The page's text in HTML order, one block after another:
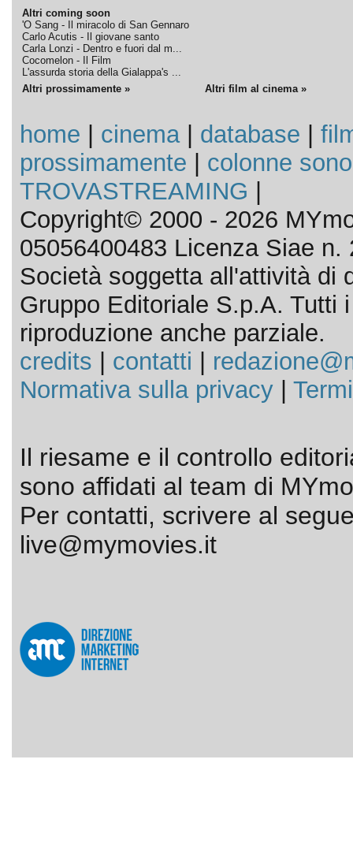
Altri coming soon
'O Sang - Il miracolo di San Gennaro
Carlo Acutis - Il giovane santo
Carla Lonzi - Dentro e fuori dal m...
Cocomelon - Il Film
L'assurda storia della Gialappa's ...
Altri prossimamente » Altri film al cinema »
home cinema| database
prossimamente
colonne
TROVASTREAMING
Copyright© 2000 - 2026
05056400483 Licenza Siae n.
Società soggetta all'attività di
Gruppo Editoriale S.p.A. Tutti
riproduzione anche parziale.
credits
contatti
Normativa sulla privacy|
Il riesame e il controllo
sono affidati al team di
Per contatti, scrivere al
live@mymovies.it